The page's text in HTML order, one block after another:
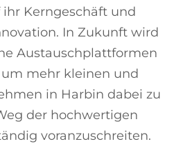
ihr Kerngeschäft und
In Zukunft wird
Austauschplattformen
mehr kleinen und
in Harbin dabei zu
der hochwertigen
voranzuschreiten.